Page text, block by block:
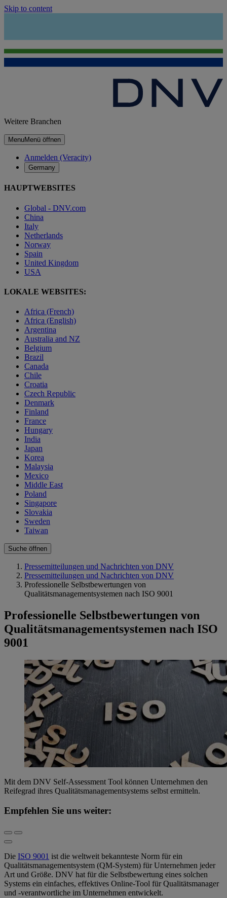
Skip to content
Weitere Branchen
MenuMenü öffnen
Anmelden (Veracity)
Germany
HAUPTWEBSITES
Global - DNV.com
China
Italy
Netherlands
Norway
Spain
United Kingdom
USA
LOKALE WEBSITES:
Africa (French)
Africa (English)
Argentina
Australia and NZ
Belgium
Brazil
Canada
Chile
Croatia
Czech Republic
Denmark
Finland
France
Hungary
India
Japan
Korea
Malaysia
Mexico
Middle East
Poland
Singapore
Slovakia
Sweden
Taiwan
Suche öffnen
Pressemitteilungen und Nachrichten von DNV
Pressemitteilungen und Nachrichten von DNV
Professionelle Selbstbewertungen von
Qualitätsmanagementsystemen nach ISO 9001
Professionelle Selbstbewertungen von
Qualitätsmanagementsystemen nach ISO
9001
Mit dem DNV Self-Assessment Tool können Unternehmen den
Reifegrad ihres Qualitätsmanagementsystems selbst ermitteln.
Empfehlen Sie uns weiter:
Die ISO 9001 ist die weltweit bekannteste Norm für ein
Qualitätsmanagementsystem (QM-System) für Unternehmen jeder
Art und Größe. DNV hat für die Selbstbewertung eines solchen
Systems ein einfaches, effektives Online-Tool für Qualitätsmanager
und -verantwortliche im Unternehmen entwickelt.